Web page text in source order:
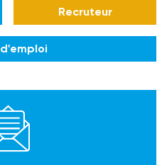
Recruteur